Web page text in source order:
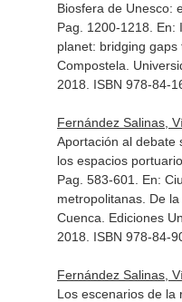
Biosfera de Unesco:
Pag. 1200-1218. En:
planet: bridging gaps
Compostela.
2018. ISBN 978-84-
Fernández Salinas,
Aportación al debate
los espacios
Pag. 583-601. En:
metropolitanas. De
Cuenca. Ediciones
2018. ISBN 978-84-
Fernández Salinas,
Los escenarios de la